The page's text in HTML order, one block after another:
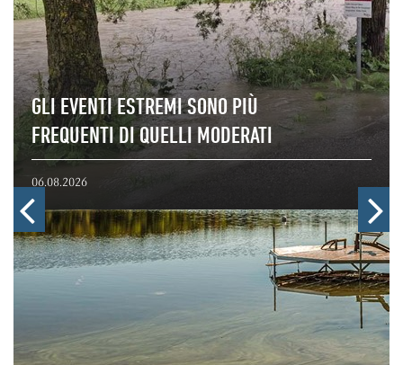
GLI EVENTI ESTREMI SONO PIÙ
FREQUENTI DI QUELLI MODERATI
06.08.2026
indietro